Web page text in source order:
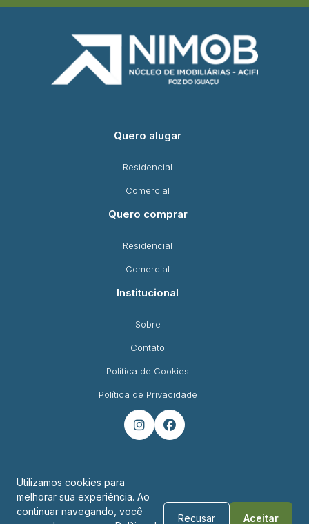
Quero alugar
Residencial
Comercial
Quero comprar
Residencial
Comercial
Institucional
Sobre
Contato
Política de Cookies
Política de Privacidade
 
Endereço
Utilizamos cookies para
melhorar sua experiência. Ao
continuar navegando, você
Recusar Aceitar